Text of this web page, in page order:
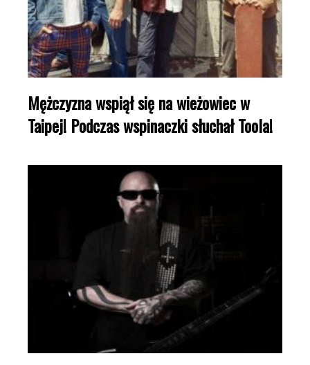
Mężczyzna wspiął się na wieżowiec w
Taipej! Podczas wspinaczki słuchał Toola!